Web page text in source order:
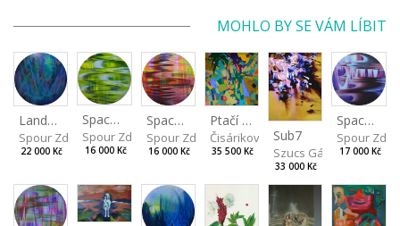
MOHLO BY SE VÁM LÍBIT
Landscape III
Spour Zdeněk
22 000 Kč
Spaces I
Spour Zdeněk
16 000 Kč
Spaces II
Spour Zdeněk
16 000 Kč
Ptačí perspektiva
Čisáriková Táňa
35 500 Kč
Sub7
Szucs Gábor
33 000 Kč
Spaces IV
Spour
17 000 Kč